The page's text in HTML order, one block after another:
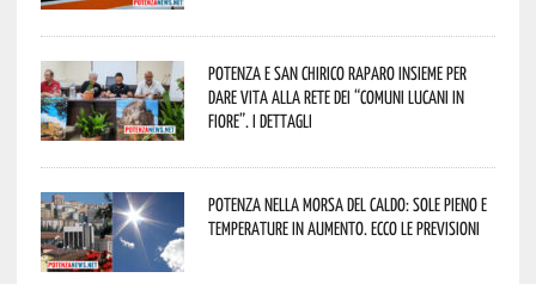
Potenza e San Chirico Raparo insieme per
dare vita alla rete dei “Comuni Lucani in
Fiore”. I dettagli
Potenza nella morsa del caldo: sole pieno e
temperature in aumento. Ecco le previsioni